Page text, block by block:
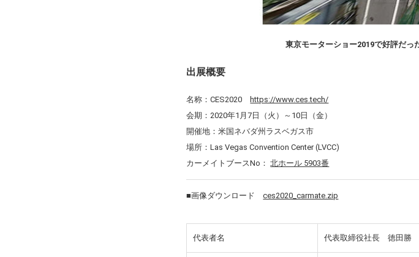
東京モーターショー2019で好評だっ
出展概要
名称：CES2020https://www.ces.tech/
会期： 2020年1 月7日（火）～ 10日（金）
開催地：米国ネバダ州ラスベガス市
場所：Las Vegas Convention Center (LVCC)
カーメイトブースNo：北ホール 5903番
■画像ダウンロード ces2020_carmate.zip
代表者名 代表取締役社長 徳田勝